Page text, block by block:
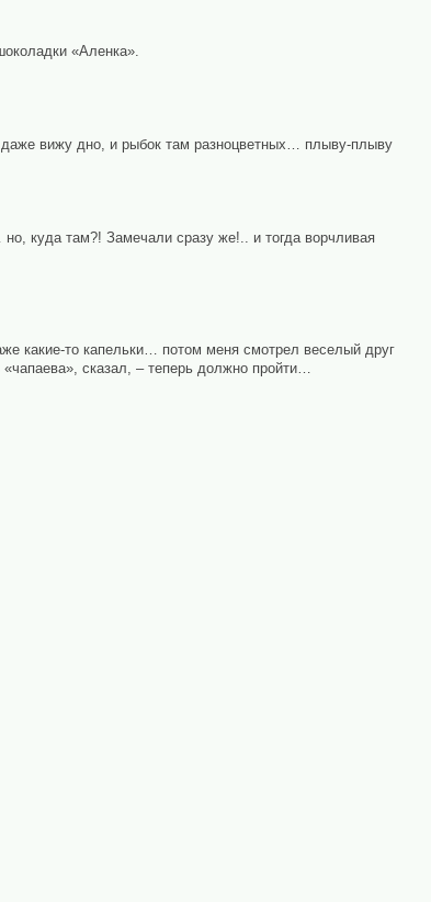
«Аленка».
вижу дно, и рыбок там разноцветных… плыву-плыву
куда там?! Замечали сразу же!.. и тогда ворчливая
какие-то капельки… потом меня смотрел веселый друг
сказал, – теперь должно пройти…